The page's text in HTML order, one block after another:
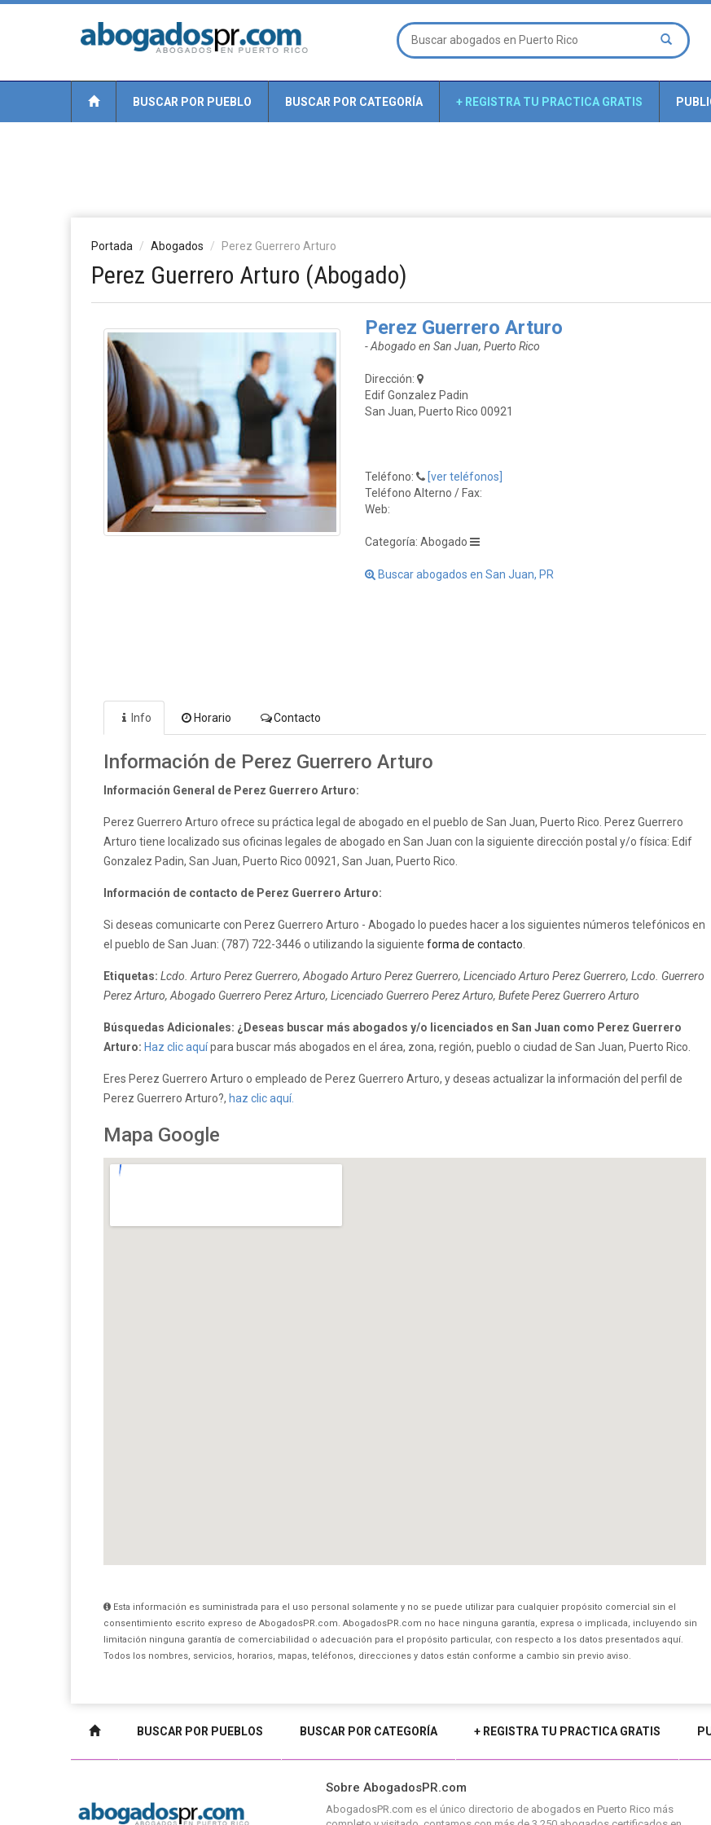
BUSCAR POR PUEBLO BUSCAR POR CATEGORÍA + REGISTRA TU PRACTICA GRATIS
Portada Abogados Perez Guerrero Arturo
Perez Guerrero Arturo (Abogado)
Perez Guerrero Arturo
- Abogado en San Juan, Puerto Rico
Dirección:
Edif Gonzalez Padin
San Juan, Puerto Rico 00921
Teléfono:
[ver teléfonos]
Teléfono Alterno / Fax:
Web:
Categoría: Abogado
Buscar abogados en San Juan, PR
Info Horario Contacto
Información de Perez Guerrero Arturo
Información General de Perez Guerrero Arturo:
Perez Guerrero Arturo ofrece su práctica legal de abogado en el pueblo de San Juan, Puerto Rico. Perez Guerrero
Arturo tiene localizado sus oficinas legales de abogado en San Juan con la siguiente dirección postal y/o física: Edif
Gonzalez Padin, San Juan, Puerto Rico 00921, San Juan, Puerto Rico.
Información de contacto de Perez Guerrero Arturo:
Si deseas comunicarte con Perez Guerrero Arturo - Abogado lo puedes hacer a los siguientes números telefónicos en
el pueblo de San Juan: (787) 722-3446 o utilizando la siguiente forma de contacto
Etiquetas: Lcdo. Arturo Perez Guerrero, Abogado Arturo Perez Guerrero, Licenciado Arturo Perez Guerrero, Lcdo. Guerrero
Perez Arturo, Abogado Guerrero Perez Arturo, Licenciado Guerrero Perez Arturo, Bufete Perez Guerrero Arturo
Búsquedas Adicionales: ¿Deseas buscar más abogados y/o licenciados en San Juan como Perez Guerrero
Arturo: Haz clic aquípara buscar más abogados en el área, zona, región, pueblo o ciudad de San Juan, Puerto Rico.
Eres Perez Guerrero Arturo o empleado de Perez Guerrero Arturo, y deseas actualizar la información del perfil de
Perez Guerrero Arturo?, haz clic aquí.
Mapa Google
Esta información es suministrada para el uso personal solamente y no se puede utilizar para cualquier propósito comercial sin el
consentimiento escrito expreso de AbogadosPR.com. AbogadosPR.com no hace ninguna garantía, expresa o implicada, incluyendo sin
limitación ninguna garantía de comerciabilidad o adecuación para el propósito particular, con respecto a los datos presentados aquí.
Todos los nombres, servicios, horarios, mapas, teléfonos, direcciones y datos están conforme a cambio sin previo aviso.
BUSCAR POR PUEBLOS BUSCAR POR CATEGORÍA + REGISTRA TU PRACTICA GRATIS
Sobre AbogadosPR.com
AbogadosPR.com es el único directorio de abogados en Puerto Rico más